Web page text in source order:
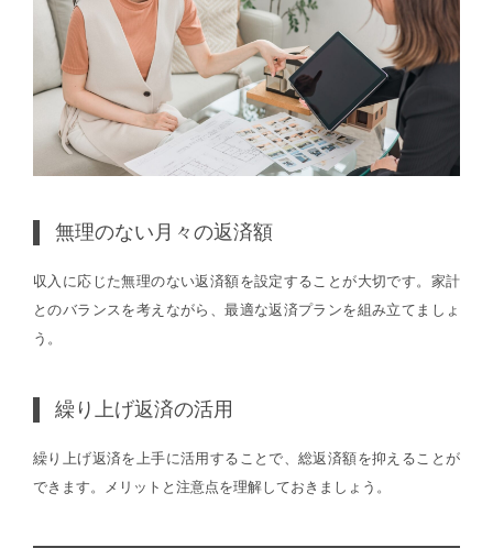
無理のない月々の返済額
収入に応じた無理のない返済額を設定することが大切です。家計
とのバランスを考えながら、最適な返済プランを組み立てましょ
う。
繰り上げ返済の活用
繰り上げ返済を上手に活用することで、総返済額を抑えることが
できます。メリットと注意点を理解しておきましょう。